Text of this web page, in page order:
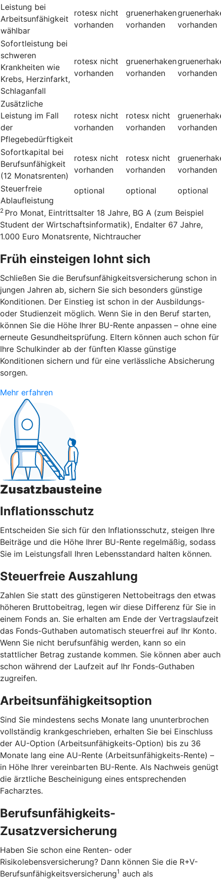
Leistung bei
Arbeitsunfähigkeit
wählbar
rotesx nicht
vorhanden
gruenerhaken
vorhanden
vorhanden
Sofortleistung bei
schweren
Krankheiten wie
Krebs, Herzinfarkt,
Schlaganfall
rotesx nicht
vorhanden
gruenerhaken
vorhanden
vorhanden
Zusätzliche
Leistung im Fall
der
Pflegebedürftigkeit
rotesx nicht
vorhanden
rotesx nicht
vorhanden
vorhanden
Sofortkapital bei
Berufsunfähigkeit
(12 Monatsrenten)
rotesx nicht
vorhanden
rotesx nicht
vorhanden
vorhanden
Steuerfreie
Ablaufleistung
optional optional optional
2 Pro Monat, Eintrittsalter 18 Jahre, BG A (zum Beispiel
Student der Wirtschaftsinformatik), Endalter 67 Jahre,
1.000 Euro Monatsrente, Nichtraucher
Früh einsteigen lohnt sich
Schließen Sie die Berufsunfähigkeitsversicherung schon in
jungen Jahren ab, sichern Sie sich besonders günstige
Konditionen. Der Einstieg ist schon in der Ausbildungs-
oder Studienzeit möglich. Wenn Sie in den Beruf starten,
können Sie die Höhe Ihrer BU-Rente anpassen – ohne eine
erneute Gesundheitsprüfung. Eltern können auch schon für
Ihre Schulkinder ab der fünften Klasse günstige
Konditionen sichern und für eine verlässliche Absicherung
sorgen.
Mehr erfahren
Zusatzbausteine
Inflationsschutz
Entscheiden Sie sich für den Inflationsschutz, steigen Ihre
Beiträge und die Höhe Ihrer BU-Rente regelmäßig, sodass
Sie im Leistungsfall Ihren Lebensstandard halten können.
Steuerfreie Auszahlung
Zahlen Sie statt des günstigeren Nettobeitrags den etwas
höheren Bruttobeitrag, legen wir diese Differenz für Sie in
einem Fonds an. Sie erhalten am Ende der Vertragslaufzeit
das Fonds-Guthaben automatisch steuerfrei auf Ihr Konto.
Wenn Sie nicht berufsunfähig werden, kann so ein
stattlicher Betrag zustande kommen. Sie können aber auch
schon während der Laufzeit auf Ihr Fonds-Guthaben
zugreifen.
Arbeitsunfähigkeitsoption
Sind Sie mindestens sechs Monate lang ununterbrochen
vollständig krankgeschrieben, erhalten Sie bei Einschluss
der AU-Option (Arbeitsunfähigkeits-Option) bis zu 36
Monate lang eine AU-Rente (Arbeitsunfähigkeits-Rente) –
in Höhe Ihrer vereinbarten BU-Rente. Als Nachweis genügt
die ärztliche Bescheinigung eines entsprechenden
Facharztes.
Berufsunfähigkeits-
Zusatzversicherung
Haben Sie schon eine Renten- oder
Risikolebensversicherung? Dann können Sie die R+V-
Berufsunfähigkeitsversicherung1 auch als